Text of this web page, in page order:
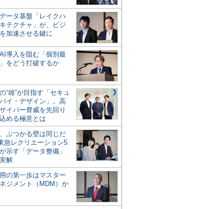
ータ基盤「レイクハ
テクチャ」が、ビジ
加速させる鍵に
導入を阻む「個別最
をどう打破するか
“雄”が目指す「セキュ
イ・デザイン」。高
イバー脅威を先回り
める極意とは
ぶつかる壁は同じだ
急レクリエーション5
示す「データ整備」
解
の第一歩はマスター
ジメント（MDM）か